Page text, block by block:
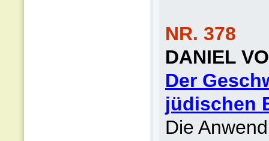
NR. 378
DANIEL
Der
jüdischen
Die